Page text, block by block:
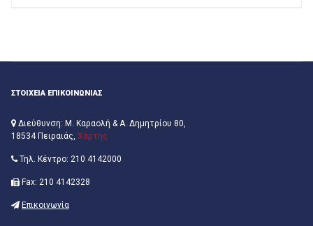
ΣΤΟΙΧΕΙΑ ΕΠΙΚΟΙΝΩΝΙΑΣ
Διεύθυνση: Μ. Καραολή & Α. Δημητρίου 80,
18534 Πειραιάς, Χάρτης
Τηλ. Κέντρο: 210 4142000
Fax: 210 4142328
Επικοινωνία